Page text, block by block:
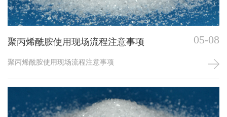
聚丙烯酰胺使用现场流程注意事项
聚丙烯酰胺使用现场流程注意事项
05-08